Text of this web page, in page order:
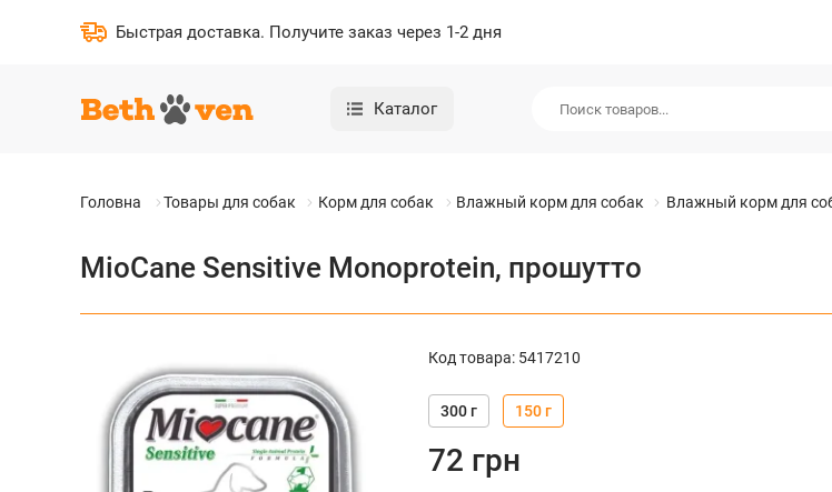
Быстрая доставка. Получите заказ через 1-2 дня
Каталог
Головна Товары для собак Корм для собак Влажный корм для собак Влажный корм для
MioCane Sensitive Monoprotein, прошутто
Код товара: 5417210
300 г 150 г
72 грн